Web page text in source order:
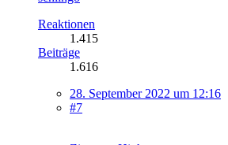
Reaktionen
1.415
Beiträge
1.616
28. September 2022 um 12:16
#7